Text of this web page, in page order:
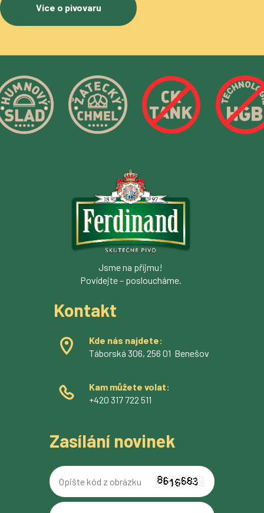
Více o pivovaru
Jsme na příjmu!
Povídejte – posloucháme.
Kontakt
Kde nás najdete:
Táborská 306, 256 01 Benešov
Kam můžete volat:
+420 317 722 511
Zasílání novinek
Opište
kód